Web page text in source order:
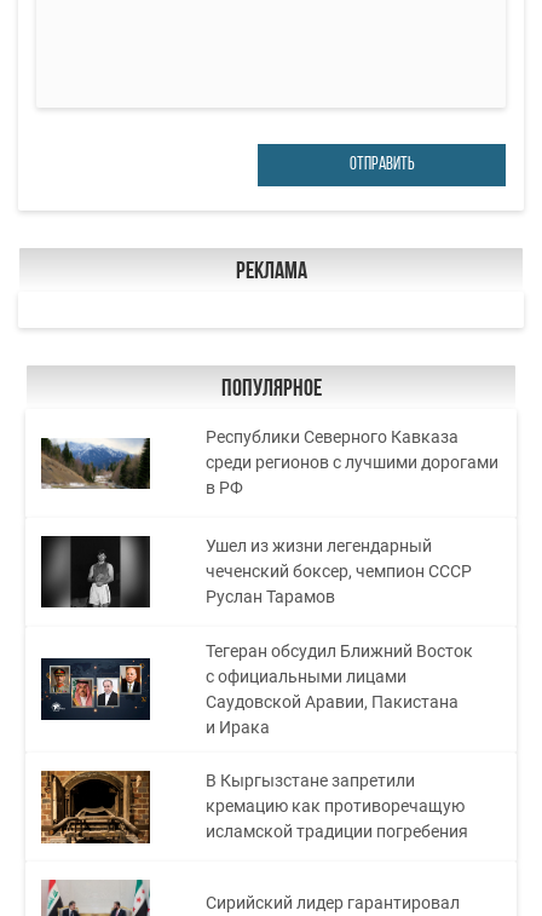
ОТПРАВИТЬ
Реклама
Популярное
Республики Северного Кавказа
среди регионов с лучшими дорогами
в РФ
Ушел из жизни легендарный
чеченский боксер, чемпион СССР
Руслан Тарамов
Тегеран обсудил Ближний Восток
с официальными лицами
Саудовской Аравии, Пакистана
и Ирака
В Кыргызстане запретили
кремацию как противоречащую
исламской традиции погребения
Сирийский лидер гарантировал